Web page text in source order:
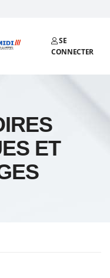
SE
CONNECTER
ET